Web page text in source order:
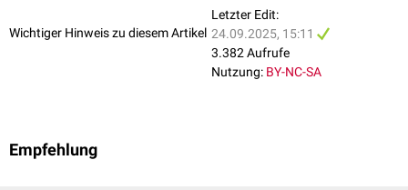
Wichtiger Hinweis zu diesem Artikel
Letzter Edit:
24.09.2025, 15:11
3.382 Aufrufe
Nutzung: BY-NC-SA
Empfehlung